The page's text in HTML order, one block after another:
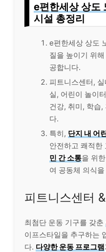
e편한세상 상도
시설 총정리
e편한세상 상도
질을 높이기 위
공합니다.
피트니스센터,
실, 어린이 놀이
건강, 취미, 학습,
다.
특히, 단지 내 어
안전하고 쾌적한
민 간 소통을 위
여 공동체 의식
피트니스센터
최첨단 운동 기구를 갖춘
이프스타일을 추구하는
다. 다양한 운동 프로그램